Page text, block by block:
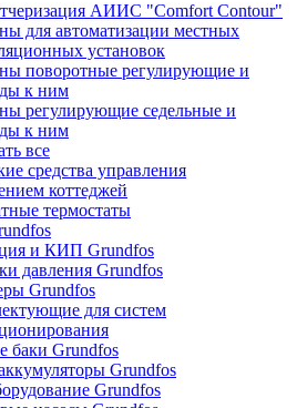
АИИС "Comfort Contour"
для автоматизации местных
установок
поворотные регулирующие и
к ним
регулирующие седельные и
к ним
все
средства управления
коттеджей
термостаты
и КИП Grundfos
давления Grundfos
Grundfos
для систем
баки Grundfos
Grundfos
Grundfos